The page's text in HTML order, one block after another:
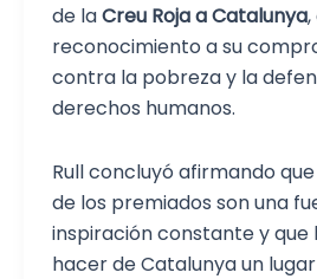
de laCreu Roja a Catalunya
reconocimiento a su
contra la pobreza y la
derechos humanos.
Rull concluyó afirmando
de los premiados son una
inspiración constante y que
hacer de Catalunya un